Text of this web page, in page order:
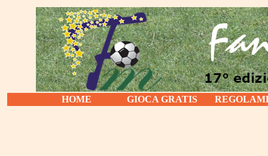
HOME GIOCA GRATIS